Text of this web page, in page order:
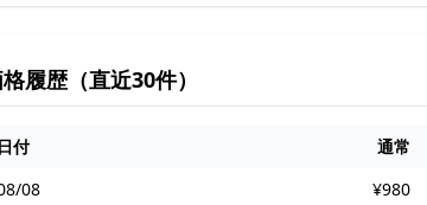
履歴（直近30件）
日付 通常
08
¥980